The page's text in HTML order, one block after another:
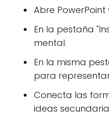
Abre
En la pestaña
mental.
En la misma
para
Conecta las
ideas